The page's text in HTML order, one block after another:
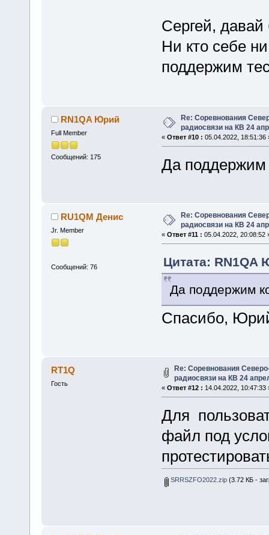
Сергей, давай
Ни кто себе
поддержим
RN1QA Юрий
Full Member
Сообщений: 175
Re: Соревнования
радиосвязи на КВ 24
« Ответ #10 : 05.04.2022, 18:51:36
Да
RU1QM Денис
Jr. Member
Сообщений: 76
Re: Соревнования
радиосвязи на КВ 24
« Ответ #11 : 05.04.2022, 20:08:52
Цитата: RN1QA
Да поддержим
Спасибо,
RT1Q
Гость
Re: Соревнования
радиосвязи на КВ 24
« Ответ #12 : 14.04.2022, 10:47:33
Для
файл под
SRRSZFO2022.zip(3.72 КБ -